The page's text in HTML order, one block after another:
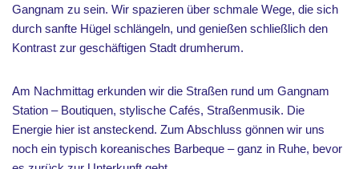
Gangnam zu sein. Wir spazieren über schmale Wege, die sich
durch sanfte Hügel schlängeln, und genießen schließlich den
Kontrast zur geschäftigen Stadt drumherum.
Am Nachmittag erkunden wir die Straßen rund um Gangnam
Station – Boutiquen, stylische Cafés, Straßenmusik. Die
Energie hier ist ansteckend. Zum Abschluss gönnen wir uns
noch ein typisch koreanisches Barbeque – ganz in Ruhe, bevor